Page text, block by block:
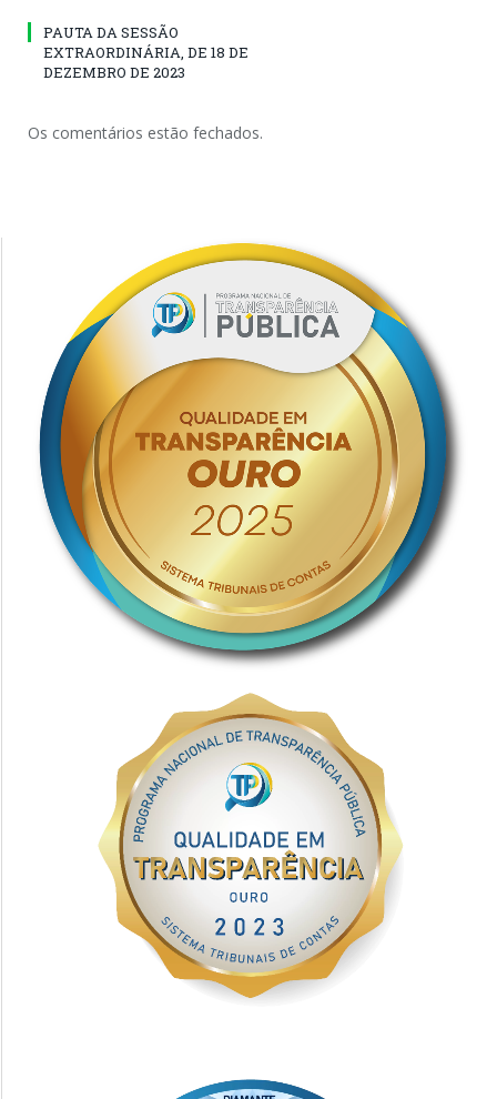
PAUTA DA SESSÃO
EXTRAORDINÁRIA, DE 18 DE
DEZEMBRO DE 2023
Os comentários estão fechados.